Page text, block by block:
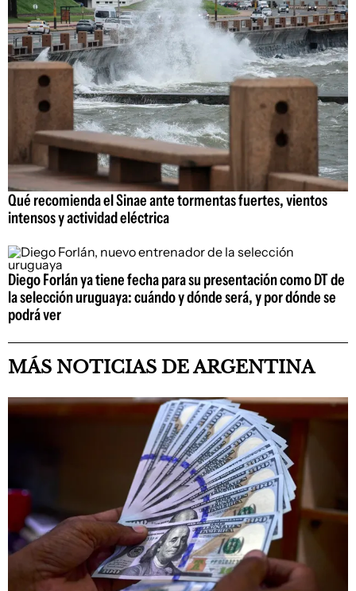
Qué recomienda el Sinae ante tormentas fuertes, vientos
intensos y actividad eléctrica
Diego Forlán ya tiene fecha para su presentación como DT de
la selección uruguaya: cuándo y dónde será, y por dónde se
podrá ver
MÁS NOTICIAS DE ARGENTINA